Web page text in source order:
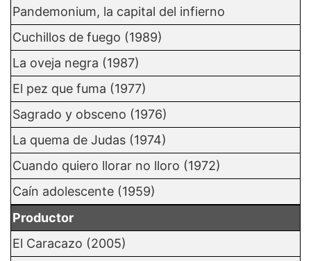
Pandemonium, la capital del infierno
Cuchillos de fuego (1989)
La oveja negra (1987)
El pez que fuma (1977)
Sagrado y obsceno (1976)
La quema de Judas (1974)
Cuando quiero llorar no lloro (1972)
Caín adolescente (1959)
Productor
El Caracazo (2005)